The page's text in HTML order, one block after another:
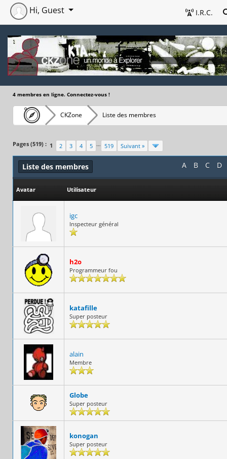
I.R.C.
Hi, Guest
4 membres en ligne. Connectez-vous !
CKZone Liste des membres
Pages (519) : 1 2 3 4 5 … 519 Suivant »
A B C D
Liste des membres
Avatar Utilisateur
igc
Inspecteur général
h2o
Programmeur fou
katafille
Super posteur
alain
Membre
Globe
Super posteur
konogan
Super posteur